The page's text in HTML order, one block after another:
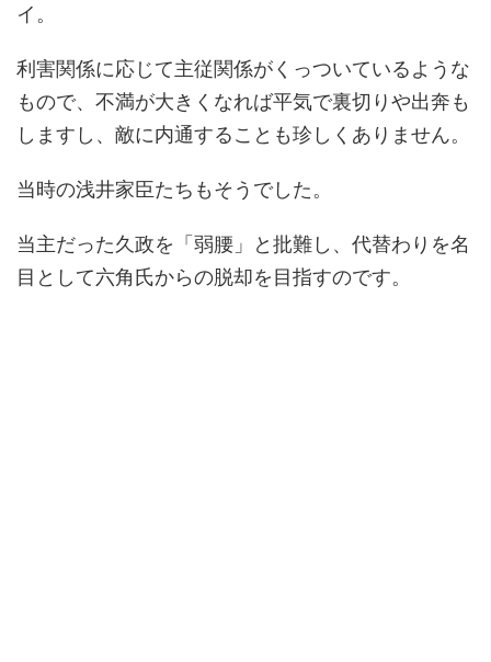
イ。
利害関係に応じて主従関係がくっついているような
もので、不満が大きくなれば平気で裏切りや出奔も
しますし、敵に内通することも珍しくありません。
当時の浅井家臣たちもそうでした。
当主だった久政を「弱腰」と批難し、代替わりを名
目として六角氏からの脱却を目指すのです。